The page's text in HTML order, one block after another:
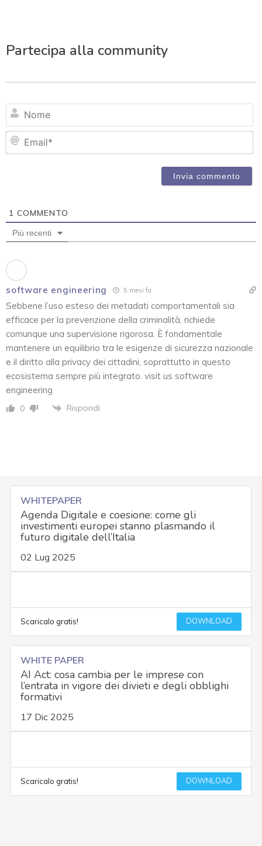
Partecipa alla community
1 COMMENTO
Più recenti
software engineering 5 mesi fa
Sebbene l’uso esteso dei metadati comportamentali sia
efficace per la prevenzione della criminalità, richiede
comunque una supervisione rigorosa. È fondamentale
mantenere un equilibrio tra le esigenze di sicurezza nazionale
e il diritto alla privacy dei cittadini, soprattutto in questo
ecosistema sempre più integrato. visit us software
engineering
0 Rispondi
WHITEPAPER
Agenda Digitale e coesione: come gli
investimenti europei stanno plasmando il
futuro digitale dell’Italia
02 Lug 2025
Scaricalo gratis! DOWNLOAD
WHITE PAPER
AI Act: cosa cambia per le imprese con
l’entrata in vigore dei divieti e degli obblighi
formativi
17 Dic 2025
Scaricalo gratis! DOWNLOAD